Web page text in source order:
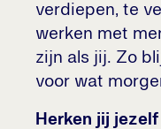
verdiepen, te
werken met
zijn als jij. Zo
voor wat
Herken jij